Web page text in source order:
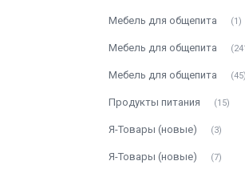
Мебель для общепита 1
Мебель для общепита
Мебель для общепита 45
Продукты питания 15
Я-Товары (новые) 3
Я-Товары (новые) 7